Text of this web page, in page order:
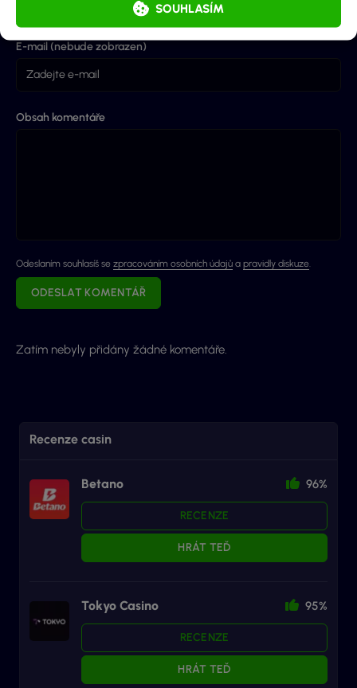
SOUHLASÍM
E-mail (nebude zobrazen)
Obsah komentáře
Odeslaním souhlasíš se zpracováním osobních údajů a pravidly diskuze.
ODESLAT KOMENTÁŘ
Zatím nebyly přidány žádné komentáře.
Recenze casin
Betano 96%
RECENZE
HRÁT TEĎ
Tokyo Casino 95%
RECENZE
HRÁT TEĎ